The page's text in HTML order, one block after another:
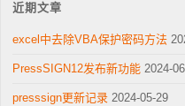
近期文章
excel中去除VBA保护密码方法
PressSIGN12发布新功能 2024-
presssign更新记录 2024-05-29